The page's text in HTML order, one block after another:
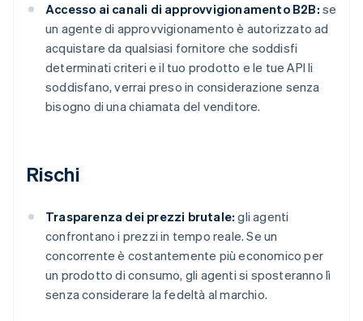
Accesso ai canali di approvvigionamento B2B: se
un agente di approvvigionamento è autorizzato ad
acquistare da qualsiasi fornitore che soddisfi
determinati criteri e il tuo prodotto e le tue API li
soddisfano, verrai preso in considerazione senza
bisogno di una chiamata del venditore.
Rischi
Trasparenza dei prezzi brutale: gli agenti
confrontano i prezzi in tempo reale. Se un
concorrente è costantemente più economico per
un prodotto di consumo, gli agenti si sposteranno lì
senza considerare la fedeltà al marchio.